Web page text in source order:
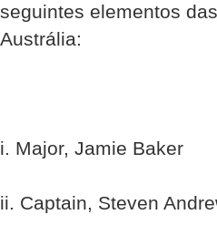
seguintes elementos
Austrália:
i. Major, Jamie Baker
ii. Captain, Steven